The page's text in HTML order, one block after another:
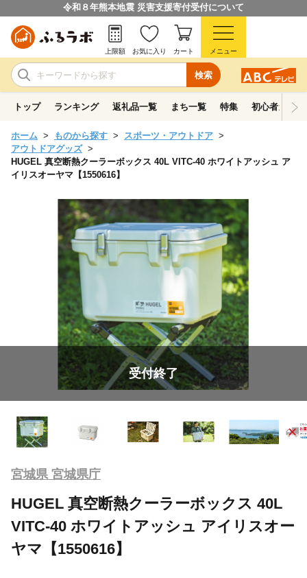
令和８年熊本地震 災害支援寄付受付について
検索
上限額 お気に入り カート メニュー
トップ ランキング 返礼品一覧 まち一覧 特集 初心者ガイド
ホーム ものから探す
スポーツ・アウトドア
アウトドアグッズ
HUGEL 真空断熱クーラーボックス 40L VITC-40 ホワイトアッシュ ア
イリスオーヤマ【1550616】
受付終了
宮城県 宮城県庁
HUGEL 真空断熱クーラーボックス 40L
VITC-40 ホワイトアッシュ アイリスオー
ヤマ【1550616】